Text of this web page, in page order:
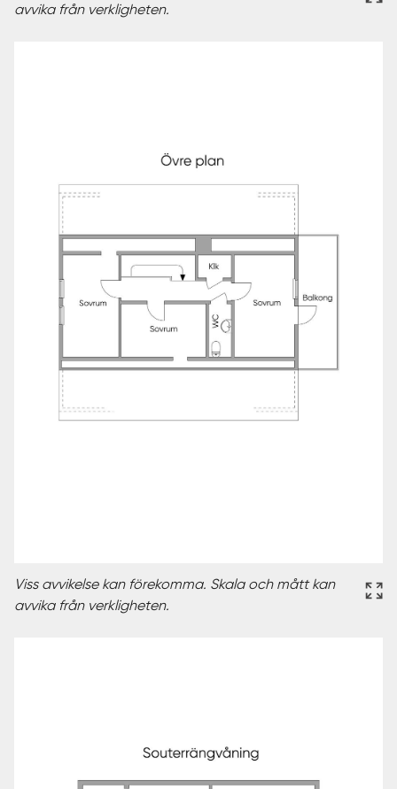
avvika från verkligheten.
Viss avvikelse kan förekomma. Skala och mått kan
avvika från verkligheten.